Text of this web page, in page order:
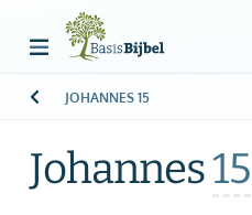
Welkom!
Start
JOHANNES 15
Johannes15